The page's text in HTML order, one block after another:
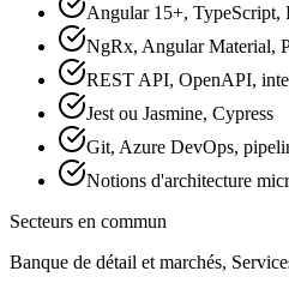
Angular 15+, TypeScript,
NgRx, Angular Material,
REST API, OpenAPI,
Jest ou Jasmine, Cypress
Git, Azure DevOps,
Notions d'architecture
Secteurs en commun
Banque de détail et marchés,